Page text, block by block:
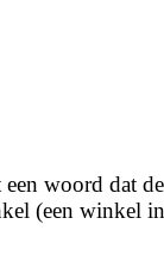
woord dat
(een winkel